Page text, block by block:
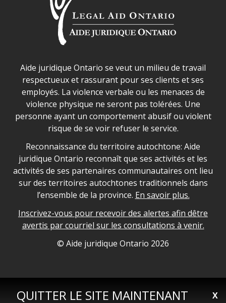
QUITTER LE SITE MAINTENANT X
Déclaration sur la sécurité dans les locaux d'AJO.
Aide juridique Ontario se veut un milieu de travail
respectueux et rassurant pour ses clients et ses
employés. La violence verbale ou les menaces de
violence physique ne seront pas tolérées. Une
personne ayant un comportement abusif ou violent
risque de se voir refuser le service.
Legal Aid Ontario land acknowledgement
Reconnaissance du territoire autochtone: Aide
juridique Ontario reconnaît que ses activités et les
activités de ses partenaires communautaires ont lieu
sur des territoires autochtones traditionnels dans
l’ensemble de la province. En savoir plus.
Inscrivez-vous pour recevoir des alertes afin dêtre
avertis par courriel sur les consultations à venir.
Legal Aid Ontario copyright information
© Aide juridique Ontario 2026